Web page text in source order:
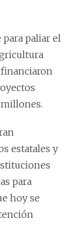
paliar el
financiaron
millones.
estatales y
para
hoy se